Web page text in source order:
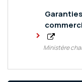
Ministère